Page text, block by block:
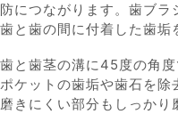
防につながります。歯ブラ
歯と歯の間に付着した歯垢
歯と歯茎の溝に45度の角
ポケットの歯垢や歯石を除
磨きにくい部分もしっかり